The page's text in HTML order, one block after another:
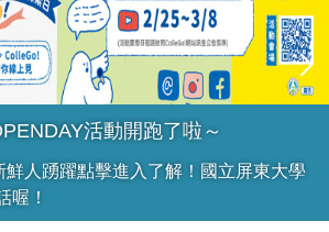
活動開跑了啦～
人踴躍點擊進入了解！國立屏東大學
喔！